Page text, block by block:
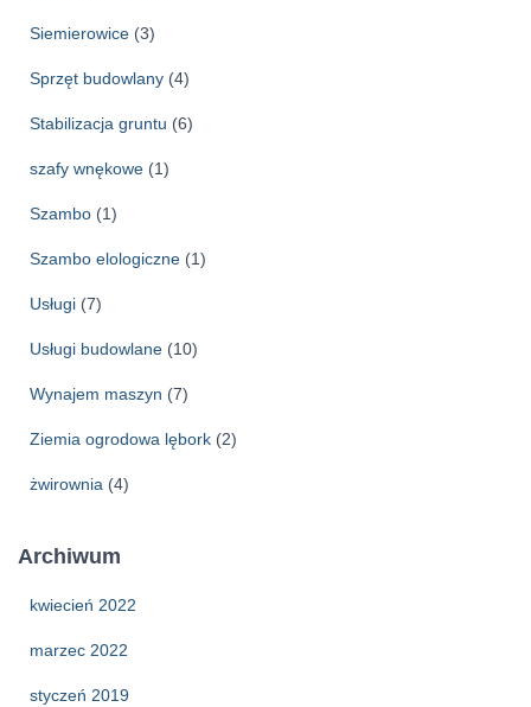
Siemierowice (3)
Sprzęt budowlany (4)
Stabilizacja gruntu (6)
szafy wnękowe (1)
Szambo (1)
Szambo elologiczne (1)
Usługi (7)
Usługi budowlane (10)
Wynajem maszyn (7)
Ziemia ogrodowa lębork (2)
żwirownia (4)
Archiwum
kwiecień 2022
marzec 2022
styczeń 2019